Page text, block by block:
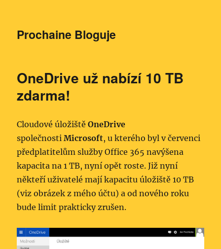
Prochaine Bloguje
OneDrive už nabízí 10 TB
zdarma!
Cloudové úložištěOneDrive
společnostiMicrosoft, u kterého byl v červenci
předplatitelům služby Office 365 navýšena
kapacita na 1 TB, nyní opět roste. Již nyní
někteří uživatelé mají kapacitu úložiště 10 TB
(viz obrázek z mého účtu) a od nového roku
bude limit prakticky zrušen.